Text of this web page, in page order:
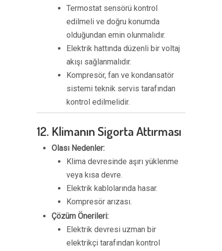
Termostat sensörü kontrol
edilmeli ve doğru konumda
olduğundan emin olunmalıdır.
Elektrik hattında düzenli bir voltaj
akışı sağlanmalıdır.
Kompresör, fan ve kondansatör
sistemi teknik servis tarafından
kontrol edilmelidir.
12. Klimanın Sigorta Attırması
Olası Nedenler:
Klima devresinde aşırı yüklenme
veya kısa devre.
Elektrik kablolarında hasar.
Kompresör arızası.
Çözüm Önerileri:
Elektrik devresi uzman bir
elektrikçi tarafından kontrol